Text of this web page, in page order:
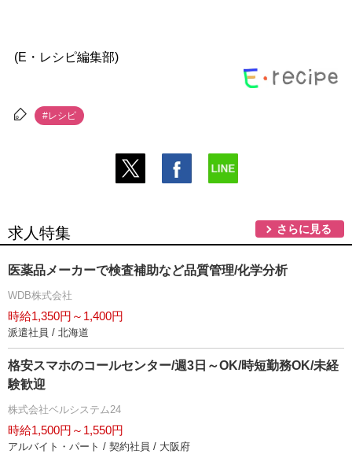
(E・レシピ編集部)
#レシピ
求人特集 さらに見る
医薬品メーカーで検査補助など品質管理/化学分析
WDB株式会社
時給1,350円～1,400円
派遣社員 / 北海道
格安スマホのコールセンター/週3日～OK/時短勤務OK/未経
験歓迎
株式会社ベルシステム24
時給1,500円～1,550円
アルバイト・パート / 契約社員 / 大阪府